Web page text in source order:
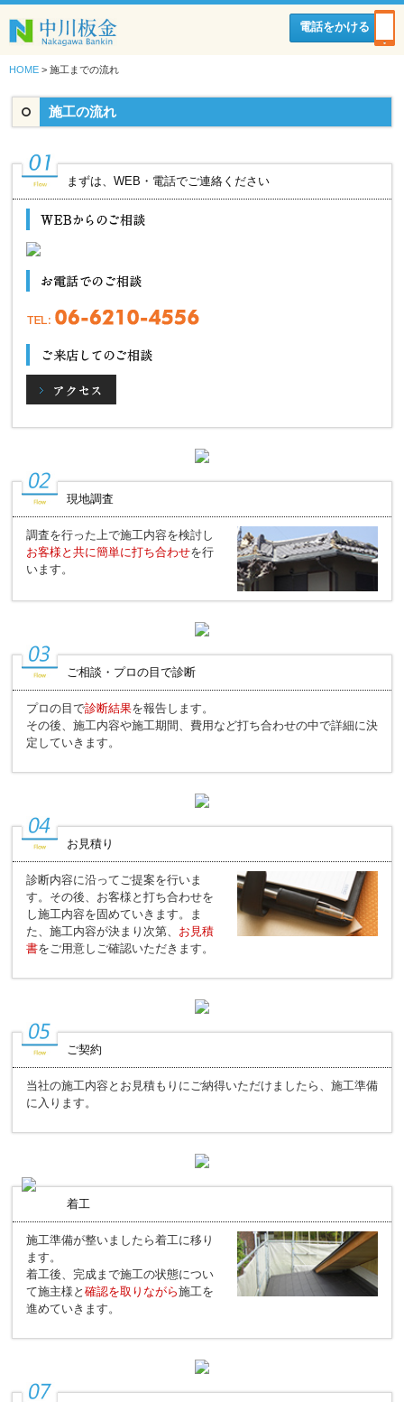
電話をかける
HOME > 施工までの流れ
施工の流れ
まずは、WEB・電話でご連絡ください
現地調査
調査を行った上で施工内容を検討し
お客様と共に簡単に打ち合わせを行
います。
ご相談・プロの目で診断
プロの目で診断結果を報告します。
その後、施工内容や施工期間、費用など打ち合わせの中で詳細に決
定していきます。
お見積り
診断内容に沿ってご提案を行いま
す。その後、お客様と打ち合わせを
し施工内容を固めていきます。ま
た、施工内容が決まり次第、 お見積
書をご用意しご確認いただきます。
ご契約
当社の施工内容とお見積もりにご納得いただけましたら、施工準備
に入ります。
着工
施工準備が整いましたら着工に移り
ます。
着工後、完成まで施工の状態につい
て施主様と 確認を取りながら施工を
進めていきます。